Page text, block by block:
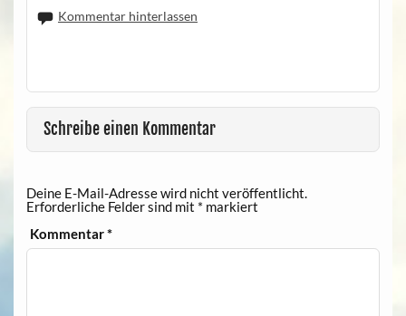
Kommentar hinterlassen
Schreibe einen Kommentar
Deine E-Mail-Adresse wird nicht veröffentlicht.
Erforderliche Felder sind mit * markiert
Kommentar*